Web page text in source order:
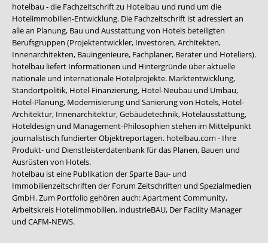
hotelbau - die Fachzeitschrift zu Hotelbau und rund um die
Hotelimmobilien-Entwicklung. Die Fachzeitschrift ist adressiert an
alle an Planung, Bau und Ausstattung von Hotels beteiligten
Berufsgruppen (Projektentwickler, Investoren, Architekten,
Innenarchitekten, Bauingenieure, Fachplaner, Berater und Hoteliers).
hotelbau liefert Informationen und Hintergründe über aktuelle
nationale und internationale Hotelprojekte. Marktentwicklung,
Standortpolitik, Hotel-Finanzierung, Hotel-Neubau und Umbau,
Hotel-Planung, Modernisierung und Sanierung von Hotels, Hotel-
Architektur, Innenarchitektur, Gebäudetechnik, Hotelausstattung,
Hoteldesign und Management-Philosophien stehen im Mittelpunkt
journalistisch fundierter Objektreportagen. hotelbau.com - Ihre
Produkt- und Dienstleisterdatenbank für das Planen, Bauen und
Ausrüsten von Hotels.
hotelbau ist eine Publikation der Sparte Bau- und
Immobilienzeitschriften der Forum Zeitschriften und Spezialmedien
GmbH. Zum Portfolio gehören auch:Apartment Community,
Arbeitskreis Hotelimmobilien, industrieBAU, Der Facility Manager
und CAFM-NEWS.